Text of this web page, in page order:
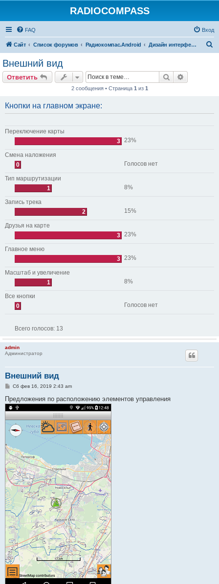
RADIOCOMPASS
FAQ Вход
Сайт Список форумов Радиокомпас.Android Дизайн интерфейса
Внешний вид
Ответить Поиск
2 сообщения • Страница 1 из 1
Кнопки на главном экране:
Переключение карты
3 23%
Смена наложения
0
Голосов нет
Тип маршрутизации
1
8%
Запись трека
2
15%
Друзья на карте
3 23%
Главное меню
3 23%
Масштаб и увеличение
1
8%
Все кнопки
0
Голосов нет
Всего голосов: 13
admin
Администратор
Внешний вид
С
о
б
щ
е
н
и
е
Сб фев 16, 2019 2:43 am
Предложения по расположению элементов управления